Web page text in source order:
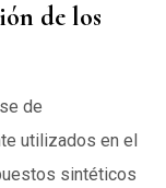
de los
de
utilizados en el
sintéticos